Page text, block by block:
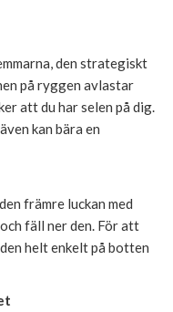
den strategiskt
på ryggen avlastar
att du har selen på dig.
kan bära en
främre luckan med
fäll ner den. För att
helt enkelt på botten